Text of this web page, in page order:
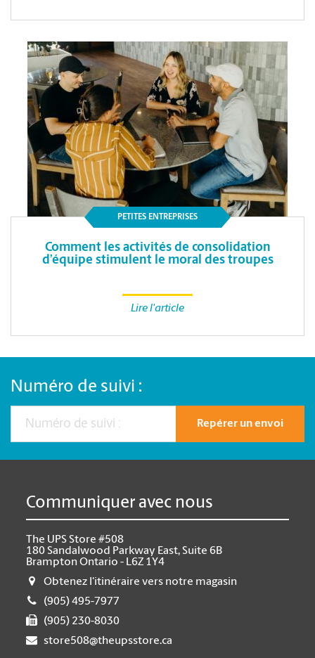
PETITES ENTREPRISES
Comment les activités de consolidation
d’équipe stimulent le moral des troupes
Lire l'article
Numéro de suivi :
Repérer un envoi
Communiquer avec nous
The UPS Store #508
180 Sandalwood Parkway East, Suite 6B
Brampton Ontario - L6Z 1Y4
Obtenez l'itinéraire vers notre magasin
(905) 495-7977
(905) 230-8030
store508@theupsstore.ca